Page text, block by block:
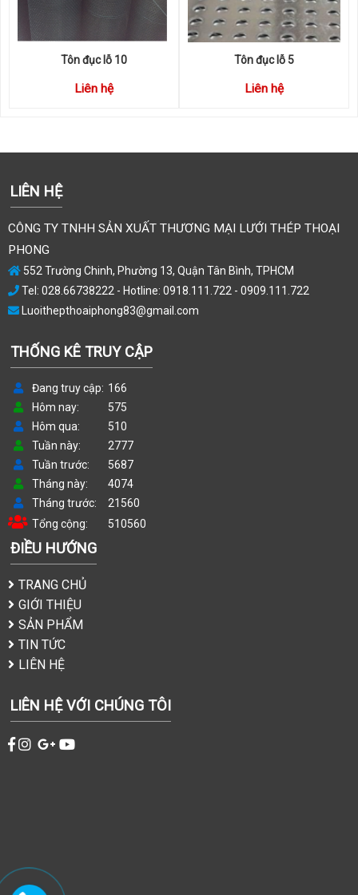
Tôn đục lỗ 10
Liên hệ
Tôn đục lỗ 5
Liên hệ
LIÊN HỆ
CÔNG TY TNHH SẢN XUẤT THƯƠNG MẠI LƯỚI THÉP THOẠI
PHONG
552 Trường Chinh, Phường 13, Quận Tân Bình, TPHCM
Tel: 028.66738222 - Hotline: 0918.111.722 - 0909.111.722
Luoithepthoaiphong83@gmail.com
THỐNG KÊ TRUY CẬP
Đang truy cập
166
Hôm nay
575
Hôm qua
510
Tuần này
2777
Tuần trước
5687
Tháng này
4074
Tháng trước
21560
Tổng cộng
510560
ĐIỀU HƯỚNG
TRANG CHỦ
GIỚI THIỆU
SẢN PHẨM
TIN TỨC
LIÊN HỆ
LIÊN HỆ VỚI CHÚNG TÔI